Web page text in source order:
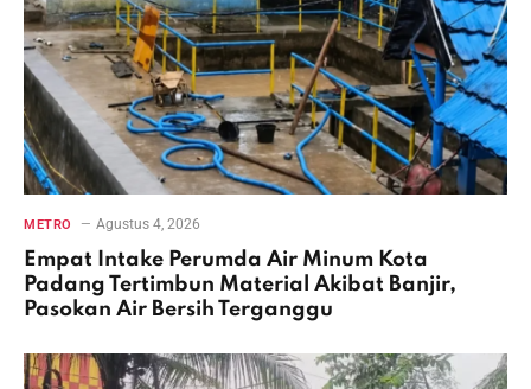
METRO Agustus 4, 2026
Empat Intake Perumda Air Minum Kota
Padang Tertimbun Material Akibat Banjir,
Pasokan Air Bersih Terganggu